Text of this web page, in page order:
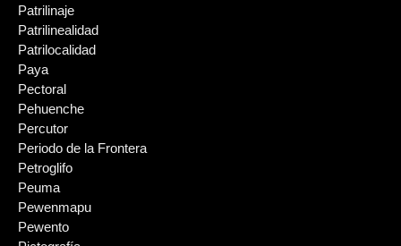
Patrilinaje
Patrilinealidad
Patrilocalidad
Paya
Pectoral
Pehuenche
Percutor
Periodo de la Frontera
Petroglifo
Peuma
Pewenmapu
Pewento